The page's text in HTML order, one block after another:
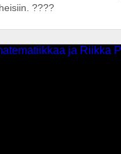
????